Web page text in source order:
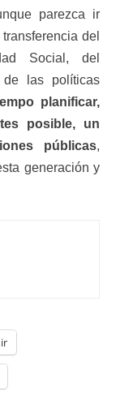
parezca ir
del
Social, del
las políticas
planificar,
posible, un
públicas,
generación y